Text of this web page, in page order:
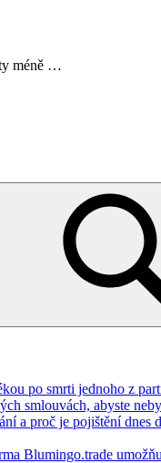
méně …
po smrti jednoho z
smlouvách, abyste
a proč je pojištění dnes
Blumingo.trade